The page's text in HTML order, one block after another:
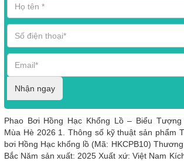
Nhận ngay
Phao Bơi Hồng Hạc Khổng Lồ – Biểu Tượng
Mùa Hè 2026 1. Thông số kỹ thuật sản phẩm
bơi Hồng Hạc khổng lồ (Mã: HKCPB10)
Bắc Năm sản xuất: 2025 Xuất xứ: Việt Nam